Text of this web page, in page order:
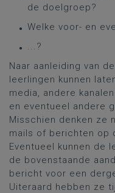
de doelgroep?
Welke voor- en
...?
Naar aanleiding van
leerlingen kunnen
media, andere
en eventueel andere
Misschien denken ze
mails of berichten op
Eventueel kunnen de
de bovenstaande
bericht voor een
Uiteraard hebben ze